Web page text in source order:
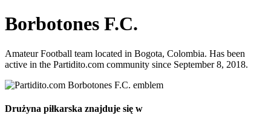
Borbotones F.C.
Amateur Football team located in Bogota, Colombia. Has been
active in the Partidito.com community since September 8, 2018.
Drużyna piłkarska znajduje się w